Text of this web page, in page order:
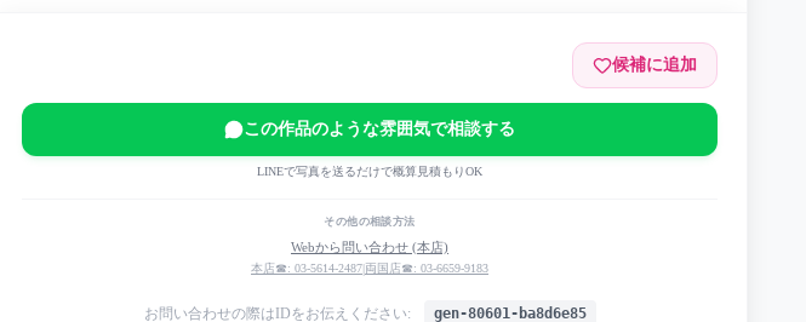
東京ドームシティホール
候補に追加
この作品のような雰囲気で相談する
LINEで写真を送るだけで概算見積もりOK
その他の相談方法
Webから問い合わせ (本店)
本店☎: 03-5614-2487|両国店☎: 03-6659-9183
お問い合わせの際はIDをお伝えください: gen-80601-ba8d6e85